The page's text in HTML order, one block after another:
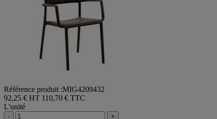
Référence produit :MIG4209432
92,25 € HT
L'unité